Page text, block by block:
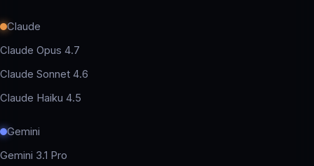
Claude
Claude Opus 4.7
Claude Sonnet 4.6
Claude Haiku 4.5
Gemini
Gemini 3.1 Pro